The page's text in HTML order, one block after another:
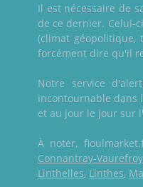
Il est nécessaire de
de ce dernier. Celui-
(climat
forcément dire qu'il
Notre service
incontournable dans
et au jour le jour sur
À noter,
Connantray-Vaurefroy
Linthelles, Linthes,